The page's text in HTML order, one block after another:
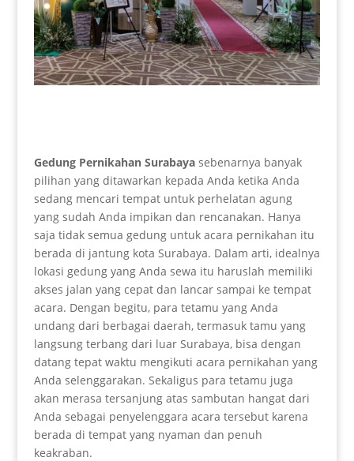
Gedung Pernikahan Surabaya sebenarnya banyak
pilihan yang ditawarkan kepada Anda ketika Anda
sedang mencari tempat untuk perhelatan agung
yang sudah Anda impikan dan rencanakan. Hanya
saja tidak semua gedung untuk acara pernikahan itu
berada di jantung kota Surabaya. Dalam arti, idealnya
lokasi gedung yang Anda sewa itu haruslah memiliki
akses jalan yang cepat dan lancar sampai ke tempat
acara. Dengan begitu, para tetamu yang Anda
undang dari berbagai daerah, termasuk tamu yang
langsung terbang dari luar Surabaya, bisa dengan
datang tepat waktu mengikuti acara pernikahan yang
Anda selenggarakan. Sekaligus para tetamu juga
akan merasa tersanjung atas sambutan hangat dari
Anda sebagai penyelenggara acara tersebut karena
berada di tempat yang nyaman dan penuh
keakraban.